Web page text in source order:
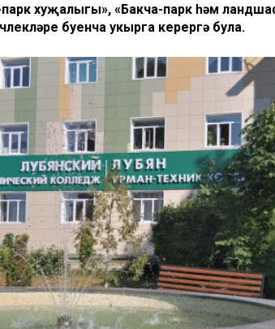
хуҗалыгы», «Бакча-парк һәм
буенча укырга керергә була.